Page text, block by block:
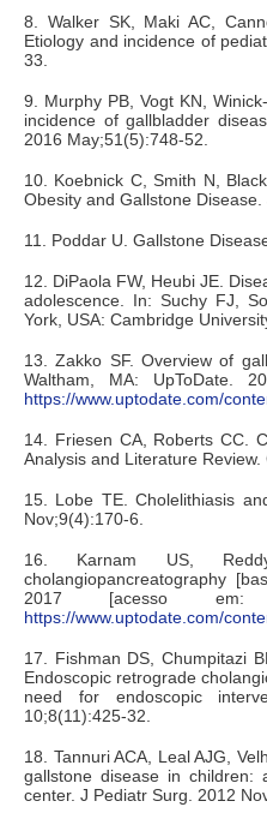
8. Walker SK, Maki AC,
Etiology and incidence of
33.
9. Murphy PB, Vogt KN,
incidence of gallbladder
2016 May;51(5):748-52.
10. Koebnick C, Smith N,
Obesity and Gallstone
11. Poddar U. Gallstone
12. DiPaola FW, Heubi JE.
adolescence. In: Suchy FJ,
York, USA: Cambridge
13. Zakko SF. Overview of
Waltham, MA: UpToDate.
https://www.uptodate.com/
14. Friesen CA, Roberts CC.
Analysis and Literature
15. Lobe TE. Cholelithiasis
Nov;9(4):170-6.
16. Karnam US,
cholangiopancreatography
2017 [acesso
https://www.uptodate.com/
17. Fishman DS, Chumpitazi
Endoscopic retrograde
need for endoscopic
10;8(11):425-32.
18. Tannuri ACA, Leal AJG,
gallstone disease in
center. J Pediatr Surg. 2012